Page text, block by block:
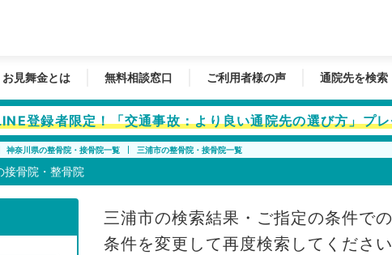
お見舞金とは 無料相談窓口 ご利用者様の声 通院先を検索
登録者限定！「交通事故：より良い通院先の選び方」プ
神奈川県の整骨院・接骨院一覧 三浦市の整骨院・接骨院一覧
接骨院・整骨院
三浦市の検索結果・ご指定の条件で
条件を変更して再度検索してください